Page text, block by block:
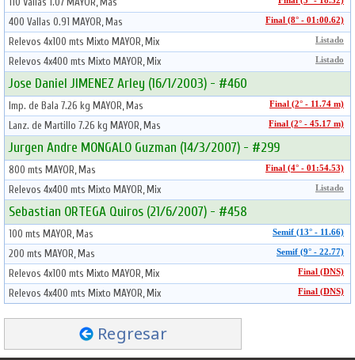
400 Vallas 0.91 MAYOR, Mas Final (8° - 01:00.62)
Relevos 4x100 mts Mixto MAYOR, Mix Listado
Relevos 4x400 mts Mixto MAYOR, Mix Listado
Jose Daniel JIMENEZ Arley (16/1/2003) - #460
Imp. de Bala 7.26 kg MAYOR, Mas Final (2° - 11.74 m)
Lanz. de Martillo 7.26 kg MAYOR, Mas Final (2° - 45.17 m)
Jurgen Andre MONGALO Guzman (14/3/2007) - #299
800 mts MAYOR, Mas Final (4° - 01:54.53)
Relevos 4x400 mts Mixto MAYOR, Mix Listado
Sebastian ORTEGA Quiros (21/6/2007) - #458
100 mts MAYOR, Mas Semif (13° - 11.66)
200 mts MAYOR, Mas Semif (9° - 22.77)
Relevos 4x100 mts Mixto MAYOR, Mix Final (DNS)
Relevos 4x400 mts Mixto MAYOR, Mix Final (DNS)
Regresar